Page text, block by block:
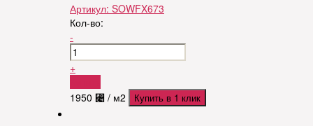
Артикул: SOWFX673
Кол-во:
-
+
1950 ⃄ / м2 Купить в 1 клик